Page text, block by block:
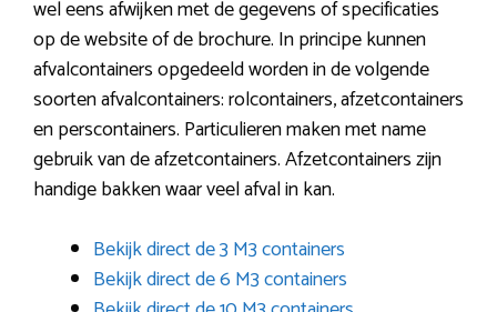
wel eens afwijken met de gegevens of specificaties
op de website of de brochure. In principe kunnen
afvalcontainers opgedeeld worden in de volgende
soorten afvalcontainers: rolcontainers, afzetcontainers
en perscontainers. Particulieren maken met name
gebruik van de afzetcontainers. Afzetcontainers zijn
handige bakken waar veel afval in kan.
Bekijk direct de 3 M3 containers
Bekijk direct de 6 M3 containers